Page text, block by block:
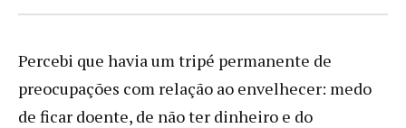
Percebi que havia um tripé permanente de
preocupações com relação ao envelhecer: medo
de ficar doente, de não ter dinheiro e do